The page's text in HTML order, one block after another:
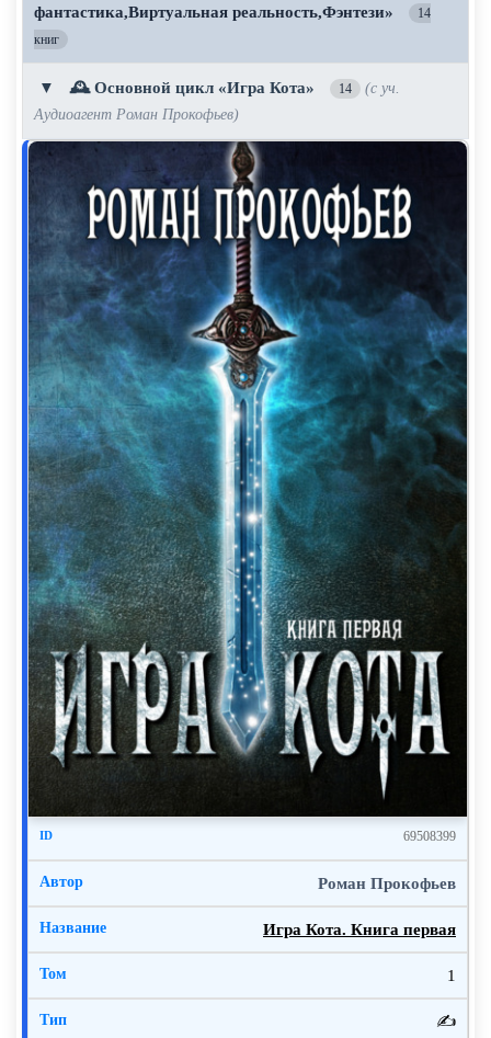
фантастика,Виртуальная реальность,Фэнтези»
14
книг
▼ 🕰️ Основной цикл «Игра Кота» 14
(с уч.
Аудиоагент Роман Прокофьев)
69508399
Роман Прокофьев
Игра Кота. Книга первая
1
✍️